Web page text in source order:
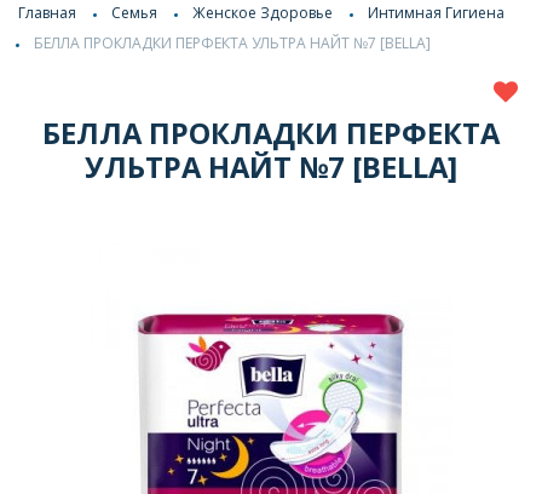
Главная Семья Женское Здоровье
Интимная Гигиена
БЕЛЛА ПРОКЛАДКИ ПЕРФЕКТА УЛЬТРА НАЙТ №7 [BELLA]
БЕЛЛА ПРОКЛАДКИ ПЕРФЕКТА
УЛЬТРА НАЙТ №7 [BELLA]